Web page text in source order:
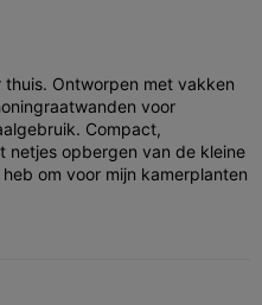
Ontworpen met vakken
voor
Compact,
netjes opbergen van de kleine
om voor mijn kamerplanten